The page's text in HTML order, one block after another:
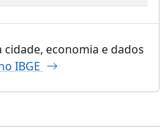
economia e dados
IBGE